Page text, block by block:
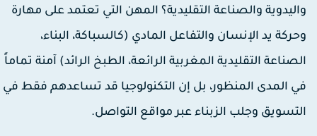
والصناعة التقليدية؟المهن التي تعتمد على مهارة
يد الإنسان والتفاعل المادي (كالسباكة، البناء،
التقليدية المغربية الرائعة، الطبخ الرائد) آمنة تماماً
المدى المنظور، بل إن التكنولوجيا قد تساعدهم فقط في
وجلب الزبناء عبر مواقع التواصل.